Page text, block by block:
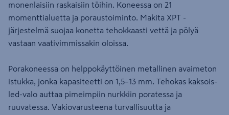
monenlaisiin raskaisiin töihin. Koneessa on 21
momenttialuetta ja poraustoiminto. Makita XPT -
järjestelmä suojaa konetta tehokkaasti vettä ja pölyä
vastaan vaativimmissakin oloissa.
Porakoneessa on helppokäyttöinen metallinen avaimeton
istukka, jonka kapasiteetti on 1,5–13 mm. Tehokas kaksois-
led-valo auttaa pimeimpiin nurkkiin poratessa ja
ruuvatessa. Vakiovarusteena turvallisuutta ja